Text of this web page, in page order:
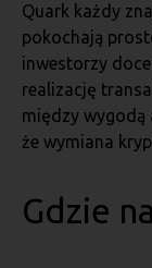
Quark każdy
pokochają
inwestorzy
realizację
między wygodą
że wymiana
Gdzie